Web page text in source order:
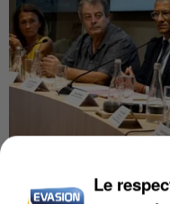
INCENDIES : L’ÎLE-
Le